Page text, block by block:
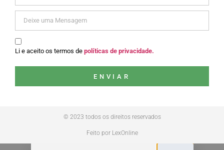
Li e aceito os termos de políticas de privacidade.
ENVIAR
© 2023 todos os direitos reservados
Feito por LexOnline